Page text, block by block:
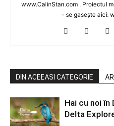
www.CalinStan.com . Proiectul
- se gasește aici:
DIN ACEEASI CATEGORIE
Hai cu noi în
Delta